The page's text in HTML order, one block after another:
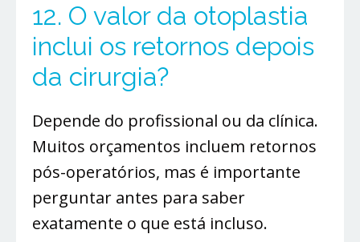
12. O valor da otoplastia
inclui os retornos depois
da cirurgia?
Depende do profissional ou da clínica.
Muitos orçamentos incluem retornos
pós-operatórios, mas é importante
perguntar antes para saber
exatamente o que está incluso.